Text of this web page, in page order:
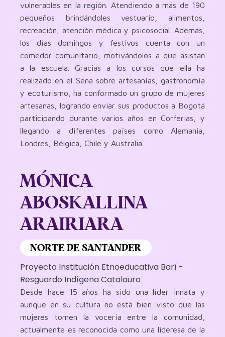
vulnerables en la región. Atendiendo a más de 190
pequeños brindándoles vestuario, alimentos,
recreación, atención médica y psicosocial. Además,
los días domingos y festivos cuenta con un
comedor comunitario, motivándolos a que asistan
a la escuela. Gracias a los cursos que ella ha
realizado en el Sena sobre artesanías, gastronomía
y ecoturismo, ha conformado un grupo de mujeres
artesanas, logrando enviar sus productos a Bogotá
participando durante varios años en Corferias, y
llegando a diferentes países como Alemania,
Londres, Bélgica, Chile y Australia.
MÓNICA
ABOSKALLINA
ARAIRIARA
NORTE DE SANTANDER
Proyecto Institución Etnoeducativa Barí -
Resguardo Indígena Catalaura
Desde hace 15 años ha sido una líder innata y
aunque en su cultura no está bien visto que las
mujeres tomen la vocería entre la comunidad,
actualmente es reconocida como una lideresa de la